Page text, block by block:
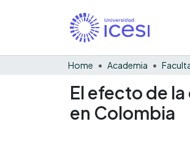
Home Academia
El efecto de
en Colombia